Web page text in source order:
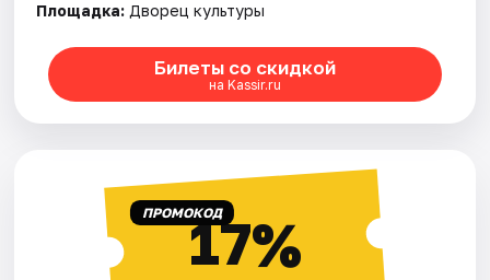
Площадка: Дворец культуры
Билеты со скидкой
на Kassir.ru
ПРОМОКОД17%